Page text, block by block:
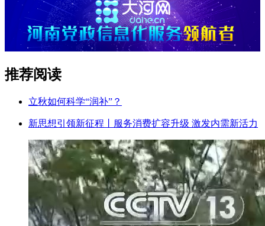
推荐阅读
立秋如何科学“润补”？
新思想引领新征程丨服务消费扩容升级 激发内需新活力